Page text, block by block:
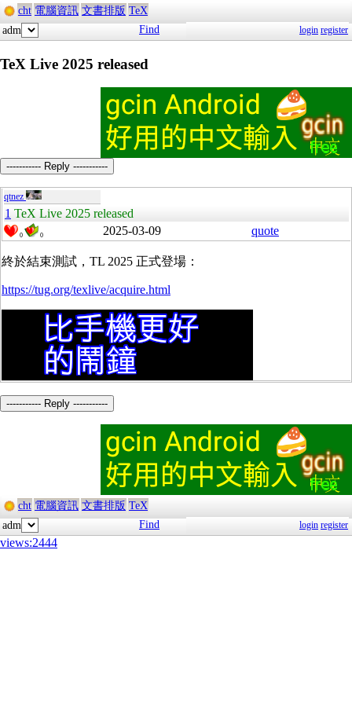
cht 電腦資訊 文書排版 TeX
adm
Find login register
TeX Live 2025 released
----------- Reply -----------
qtnez
1 TeX Live 2025 released
0 0 2025-03-09 quote
終於結束測試，TL 2025 正式登場：
https://tug.org/texlive/acquire.html
----------- Reply -----------
cht 電腦資訊 文書排版 TeX
adm
Find login register
views:2444